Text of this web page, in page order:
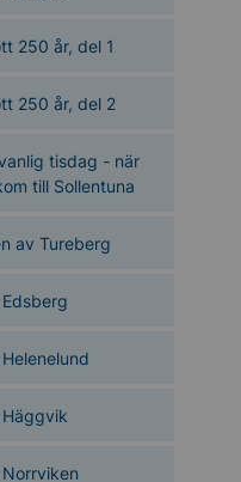
250 år, del 1
250 år, del 2
tisdag - när
till Sollentuna
av Tureberg